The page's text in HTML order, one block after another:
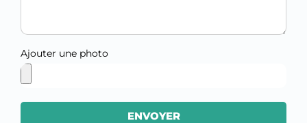
Ajouter une photo
ENVOYER